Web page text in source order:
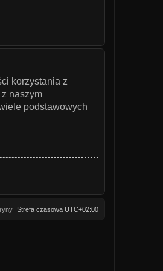
korzystania z
naszym
podstawowych
Strefa czasowa UTC+02:00